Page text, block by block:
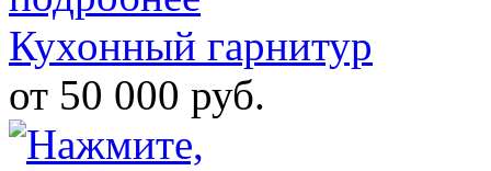
Кухонный гарнитур
от 50 000 руб.